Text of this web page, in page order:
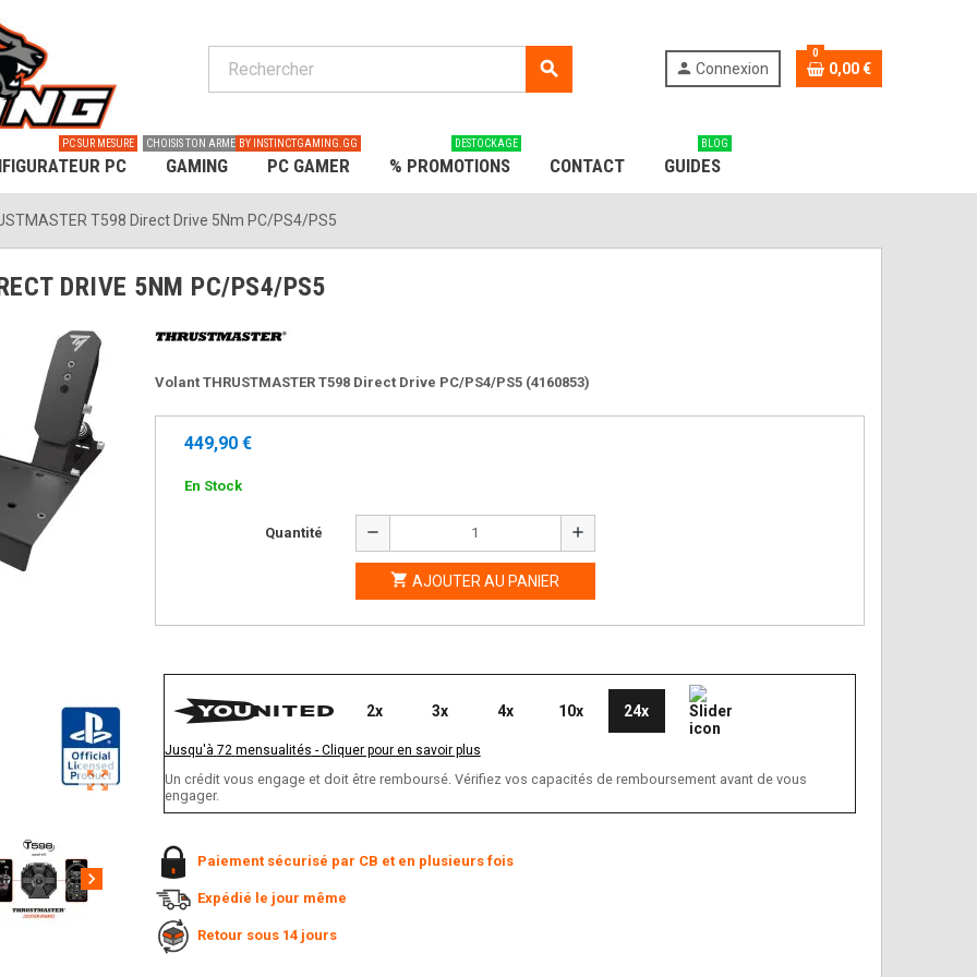
search person Connexion
0
0,00 €
PC
PC SUR MESURE
GAMING
CHOISIS TON ARME
PC GAMER
BY INSTINCTGAMING.GG
% PROMOTIONS
DESTOCKAGE
CONTACT GUIDES
BLOG
T598 Direct Drive 5Nm PC/PS4/PS5
DRIVE 5NM PC/PS4/PS5
zoom_out_map
chevron_right
Volant THRUSTMASTER T598 Direct Drive PC/PS4/PS5 (4160853)
449,90 €
En Stock
Quantité remove add
 AJOUTER AU PANIER
2x 3x 4x 10x 24x
Jusqu'à 72 mensualités - Cliquer pour en savoir plus
Un crédit vous engage et doit être remboursé. Vérifiez vos capacités de remboursement avant de vous
engager.
Paiement sécurisé par CB et en plusieurs fois
Expédié le jour même
Retour sous 14 jours